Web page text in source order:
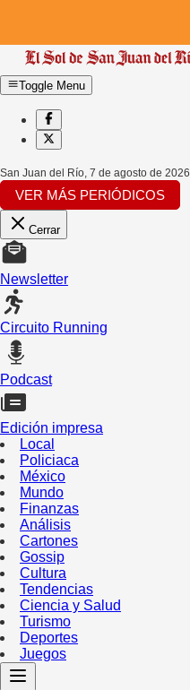
Toggle Menu
San Juan del Río, 7 de agosto de 2026
VER MÁS PERIÓDICOS
Cerrar
Newsletter
Circuito Running
Podcast
Edición impresa
Local
Policiaca
México
Mundo
Finanzas
Análisis
Cartones
Gossip
Cultura
Tendencias
Ciencia y Salud
Turismo
Deportes
Juegos